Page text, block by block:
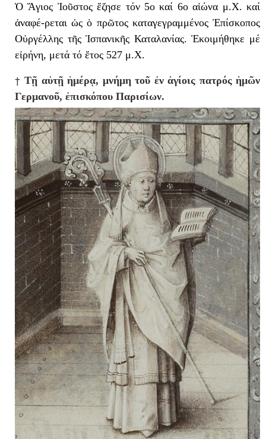
Ὁ Ἅγιος Ἰοῦστος ἔζησε τόν 5ο καί 6ο αἰώνα μ.Χ. καί
ἀναφέ-ρεται ὡς ὁ πρῶτος καταγεγραμμένος Ἐπίσκοπος
Οὐργέλλης τῆς Ἱσπανικῆς Καταλανίας. Ἐκοιμήθηκε μέ
εἰρήνη, μετά τό ἔτος 527 μ.Χ.
† Τῇ αὐτῇ ἡμέρᾳ, μνήμη τοῦ ἐν ἁγίοις πατρός ἡμῶν
Γερμανοῦ, ἐπισκόπου Παρισίων.